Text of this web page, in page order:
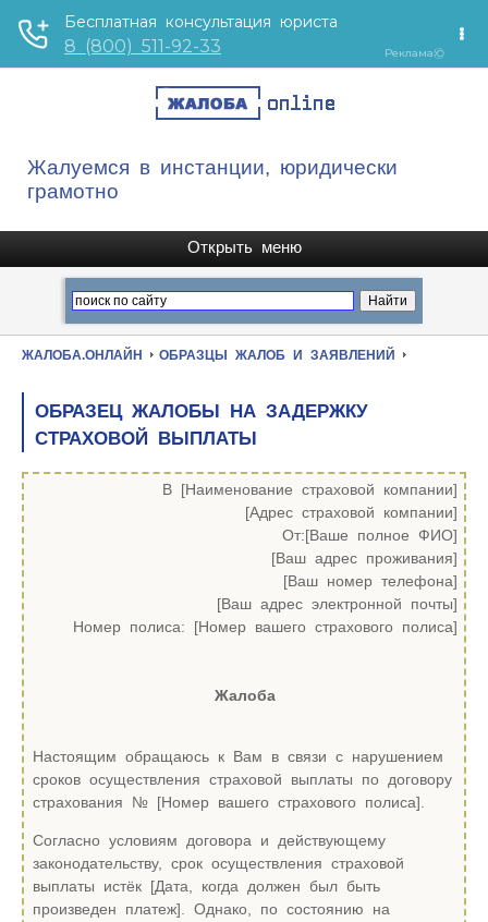
Жалуемся в инстанции, юридически
грамотно
ЖАЛОБА.ОНЛАЙН ОБРАЗЦЫ ЖАЛОБ И ЗАЯВЛЕНИЙ
ОБРАЗЕЦ ЖАЛОБЫ НА ЗАДЕРЖКУ
СТРАХОВОЙ ВЫПЛАТЫ
В [Наименование страховой компании]
[Адрес страховой компании]
От:[Ваше полное ФИО]
[Ваш адрес проживания]
[Ваш номер телефона]
[Ваш адрес электронной почты]
Номер полиса: [Номер вашего страхового полиса]
Жалоба
Настоящим обращаюсь к Вам в связи с нарушением
сроков осуществления страховой выплаты по договору
страхования № [Номер вашего страхового полиса].
Согласно условиям договора и действующему
законодательству, срок осуществления страховой
выплаты истёк [Дата, когда должен был быть
произведен платеж]. Однако, по состоянию на